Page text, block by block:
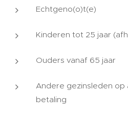
Echtgeno(o)t(e)
Kinderen tot 25 jaar
Ouders vanaf 65 jaar
Andere gezinsleden
betaling